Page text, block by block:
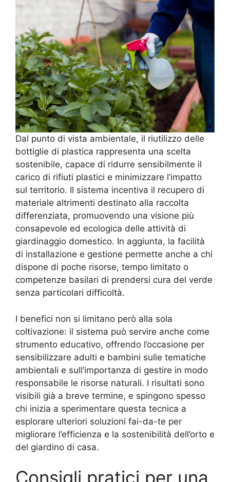
Dal punto di vista ambientale, il riutilizzo delle
bottiglie di plastica rappresenta una scelta
sostenibile, capace di ridurre sensibilmente il
carico di rifiuti plastici e minimizzare l’impatto
sul territorio. Il sistema incentiva il recupero di
materiale altrimenti destinato alla raccolta
differenziata, promuovendo una visione più
consapevole ed ecologica delle attività di
giardinaggio domestico. In aggiunta, la facilità
di installazione e gestione permette anche a chi
dispone di poche risorse, tempo limitato o
competenze basilari di prendersi cura del verde
senza particolari difficoltà.
I benefici non si limitano però alla sola
coltivazione: il sistema può servire anche come
strumento educativo, offrendo l’occasione per
sensibilizzare adulti e bambini sulle tematiche
ambientali e sull’importanza di gestire in modo
responsabile le risorse naturali. I risultati sono
visibili già a breve termine, e spingono spesso
chi inizia a sperimentare questa tecnica a
esplorare ulteriori soluzioni fai-da-te per
migliorare l’efficienza e la sostenibilità dell’orto e
del giardino di casa.
Consigli pratici per una